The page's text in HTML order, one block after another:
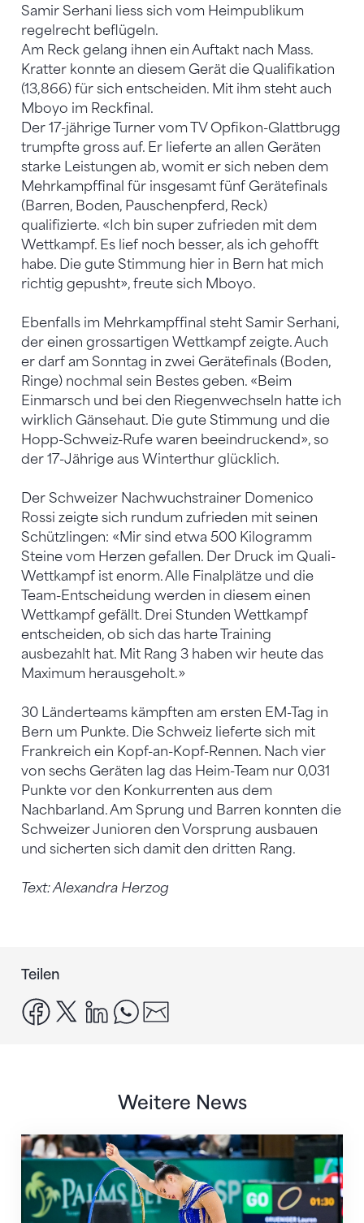
Samir Serhani liess sich vom Heimpublikum
regelrecht beflügeln.
Am Reck gelang ihnen ein Auftakt nach Mass.
Kratter konnte an diesem Gerät die Qualifikation
(13,866) für sich entscheiden. Mit ihm steht auch
Mboyo im Reckfinal.
Der 17-jährige Turner vom TV Opfikon-Glattbrugg
trumpfte gross auf. Er lieferte an allen Geräten
starke Leistungen ab, womit er sich neben dem
Mehrkampffinal für insgesamt fünf Gerätefinals
(Barren, Boden, Pauschenpferd, Reck)
qualifizierte. «Ich bin super zufrieden mit dem
Wettkampf. Es lief noch besser, als ich gehofft
habe. Die gute Stimmung hier in Bern hat mich
richtig gepusht», freute sich Mboyo.
Ebenfalls im Mehrkampffinal steht Samir Serhani,
der einen grossartigen Wettkampf zeigte. Auch
er darf am Sonntag in zwei Gerätefinals (Boden,
Ringe) nochmal sein Bestes geben. «Beim
Einmarsch und bei den Riegenwechseln hatte ich
wirklich Gänsehaut. Die gute Stimmung und die
Hopp-Schweiz-Rufe waren beeindruckend», so
der 17-Jährige aus Winterthur glücklich.
Der Schweizer Nachwuchstrainer Domenico
Rossi zeigte sich rundum zufrieden mit seinen
Schützlingen: «Mir sind etwa 500 Kilogramm
Steine vom Herzen gefallen. Der Druck im Quali-
Wettkampf ist enorm. Alle Finalplätze und die
Team-Entscheidung werden in diesem einen
Wettkampf gefällt. Drei Stunden Wettkampf
entscheiden, ob sich das harte Training
ausbezahlt hat. Mit Rang 3 haben wir heute das
Maximum herausgeholt.»
30 Länderteams kämpften am ersten EM-Tag in
Bern um Punkte. Die Schweiz lieferte sich mit
Frankreich ein Kopf-an-Kopf-Rennen. Nach vier
von sechs Geräten lag das Heim-Team nur 0,031
Punkte vor den Konkurrenten aus dem
Nachbarland. Am Sprung und Barren konnten die
Schweizer Junioren den Vorsprung ausbauen
und sicherten sich damit den dritten Rang.
Text: Alexandra Herzog
Teilen
facebook
x linkedinwhatsapp
Weitere News
Nächster Halt: Weltmeisterschaft